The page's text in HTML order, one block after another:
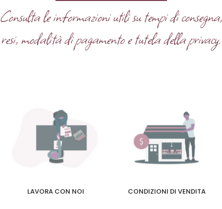
Consulta le informazioni utili su tempi di consegna,
resi, modalità di pagamento e tutela della privacy.
LAVORA CON NOI CONDIZIONI DI VENDITA